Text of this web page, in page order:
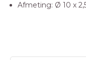
Afmeting: Ø 10 x